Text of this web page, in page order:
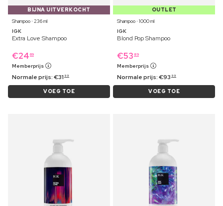
BIJNA UITVERKOCHT
Shampoo ⋅ 236 ml
IGK
Extra Love Shampoo
€24 69
Memberprijs
Normale prijs:€31 99
VOEG TOE
OUTLET
Shampoo ⋅ 1000 ml
IGK
Blond Pop Shampoo
€53 89
Memberprijs
Normale prijs:€93 99
VOEG TOE